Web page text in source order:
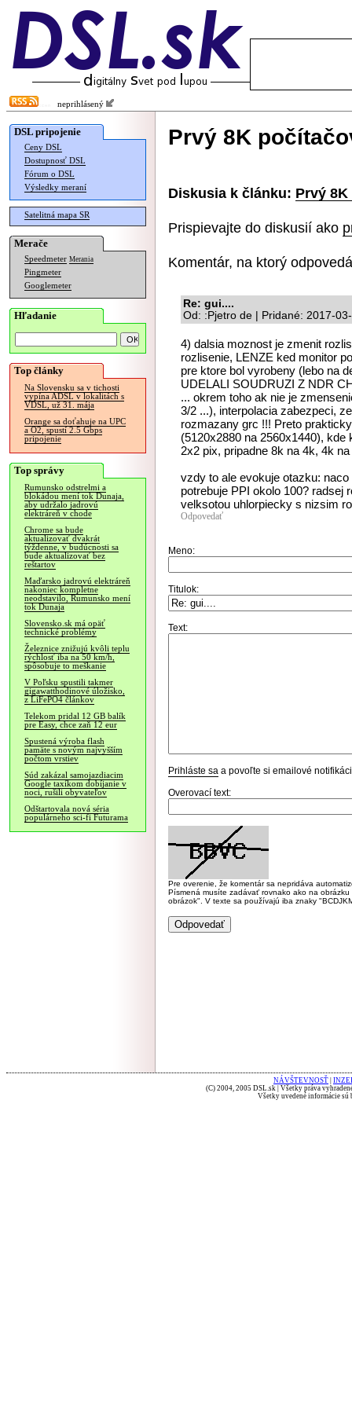
neprihlásený
DSL pripojenie
Ceny DSL
Dostupnosť DSL
Fórum o DSL
Výsledky meraní
Satelitná mapa SR
Merače
Speedmeter Merania
Pingmeter
Googlemeter
Hľadanie
Top články
Na Slovensku sa v tichosti
vypína ADSL v lokalitách s
VDSL, už 31. mája
Orange sa doťahuje na UPC
a O2, spustí 2.5 Gbps
pripojenie
Top správy
Rumunsko odstrelmi a
blokádou mení tok Dunaja,
aby udržalo jadrovú
elektráreň v chode
Chrome sa bude
aktualizovať dvakrát
týždenne, v budúcnosti sa
bude aktualizovať bez
reštartov
Maďarsko jadrovú elektráreň
nakoniec kompletne
neodstavilo, Rumunsko mení
tok Dunaja
Slovensko.sk má opäť
technické problémy
Železnice znižujú kvôli teplu
rýchlosť iba na 50 km/h,
spôsobuje to meškanie
V Poľsku spustili takmer
gigawatthodinové úložisko,
z LiFePO4 článkov
Telekom pridal 12 GB balík
pre Easy, chce zaň 12 eur
Spustená výroba flash
pamäte s novým najvyšším
počtom vrstiev
Súd zakázal samojazdiacim
Google taxíkom dobíjanie v
noci, rušili obyvateľov
Odštartovala nová séria
populárneho sci-fi Futurama
Prvý 8K
Diskusia k článku: Prvý
Prispievajte do diskusií ako
Komentár, na ktorý
Re: gui....
Od: :Pjetro de | Pridané: 2017-
4) dalsia moznost je zmenit
rozlisenie, LENZE ked monitor
pre ktore bol vyrobeny (lebo na
UDELALI SOUDRUZI Z NDR
... okrem toho ak nie je
3/2 ...), interpolacia zabezpeci,
rozmazany grc !!! Preto
(5120x2880 na 2560x1440),
2x2 pix, pripadne 8k na 4k, 4k
vzdy to ale evokuje otazku:
potrebuje PPI okolo 100? radsej
velksotou uhlorpiecky s nizsim
Odpovedať
Meno:
Titulok:
Text:
Prihláste sa a povoľte si emailové
Overovací text:
Pre overenie, že komentár sa nepridáva
Písmená musíte zadávať rovnako ako na
obrázok". V texte sa používajú iba znaky
NÁVŠTEVNOSŤ
(C) 2004, 2005 DSL.sk | Všetky práva
Všetky uvedené informácie sú